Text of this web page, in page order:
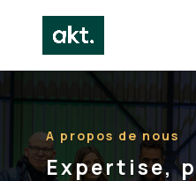
A propos de nous
Expertise,